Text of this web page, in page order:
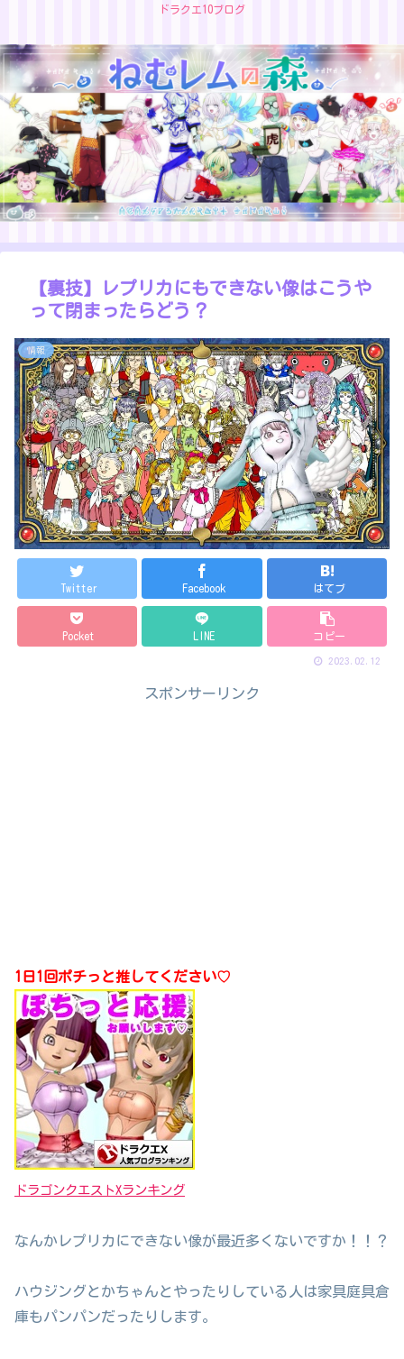
ドラクエ10ブログ
【裏技】レプリカにもできない像はこうや
って閉まったらどう？
情報
Twitter Facebook はてブ
Pocket LINE コピー
2023.02.12
スポンサーリンク
1日1回ポチっと推してください♡
ドラゴンクエストXランキング
なんかレプリカにできない像が最近多くないですか！！？
ハウジングとかちゃんとやったりしている人は家具庭具倉
庫もパンパンだったりします。